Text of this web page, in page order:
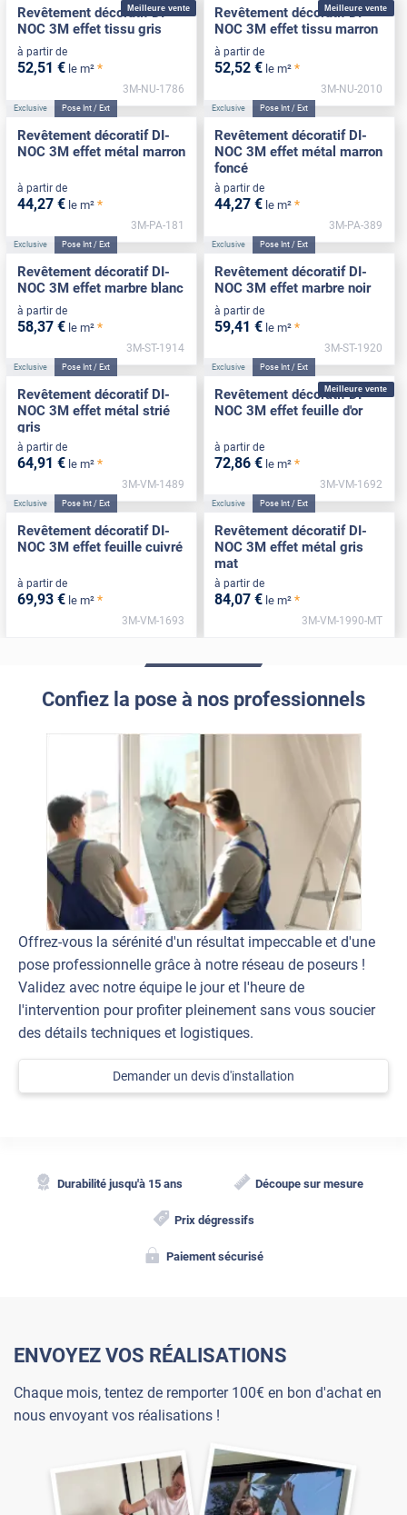
Meilleure vente
Revêtement décoratif DI-
NOC 3M effet tissu gris
à partir de
52,51 € le m² *
3M-NU-1786
Meilleure vente
Revêtement décoratif DI-
NOC 3M effet tissu marron
à partir de
52,52 € le m² *
3M-NU-2010
Exclusive Pose Int / Ext
Revêtement décoratif DI-
NOC 3M effet métal marron
à partir de
44,27 € le m² *
3M-PA-181
Exclusive Pose Int / Ext
Revêtement décoratif DI-
NOC 3M effet métal marron
foncé
à partir de
44,27 € le m² *
3M-PA-389
Exclusive Pose Int / Ext
Revêtement décoratif DI-
NOC 3M effet marbre blanc
à partir de
58,37 € le m² *
3M-ST-1914
Exclusive Pose Int / Ext
Revêtement décoratif DI-
NOC 3M effet marbre noir
à partir de
59,41 € le m² *
3M-ST-1920
Exclusive Pose Int / Ext
Revêtement décoratif DI-
NOC 3M effet métal strié
gris
à partir de
64,91 € le m² *
3M-VM-1489
Meilleure vente
Exclusive Pose Int / Ext
Revêtement décoratif DI-
NOC 3M effet feuille d'or
à partir de
72,86 € le m² *
3M-VM-1692
Exclusive Pose Int / Ext
Revêtement décoratif DI-
NOC 3M effet feuille cuivré
à partir de
69,93 € le m² *
3M-VM-1693
Exclusive Pose Int / Ext
Revêtement décoratif DI-
NOC 3M effet métal gris
mat
à partir de
84,07 € le m² *
3M-VM-1990-MT
Confiez la pose à nos professionnels
Offrez-vous la sérénité d'un résultat impeccable et d'une
pose professionnelle grâce à notre réseau de poseurs !
Validez avec notre équipe le jour et l'heure de
l'intervention pour profiter pleinement sans vous soucier
des détails techniques et logistiques.
Demander un devis d'installation
Durabilité jusqu'à 15 ans Découpe sur mesure
Prix dégressifs
Paiement sécurisé
ENVOYEZ VOS RÉALISATIONS
Chaque mois, tentez de remporter 100€ en bon d'achat en
nous envoyant vos réalisations !